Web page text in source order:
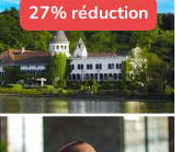
27% réduction